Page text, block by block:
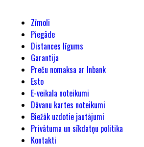
Zīmoli
Piegāde
Distances līgums
Garantija
Preču nomaksa ar Inbank
Esto
E-veikala noteikumi
Dāvanu kartes noteikumi
Biežāk uzdotie jautājumi
Privātuma un sīkdatņu politika
Kontakti